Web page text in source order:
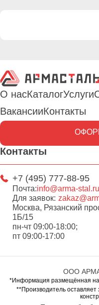
О насКаталогУслуги
ВакансииКонтакты
Контакты
+7 (495) 777-88-95
Почта:info@arma-stal.ru
Для заявок:
Москва, Рязанский
1Б/15
пн-чт 09:00-18:00;
пт 09:00-17:00
ООО
*Информация размещённая на
**Производитель